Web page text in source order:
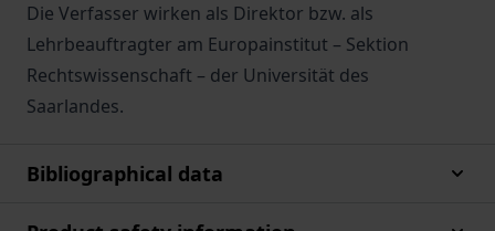
Die Verfasser wirken als Direktor bzw. als
Lehrbeauftragter am Europainstitut – Sektion
Rechtswissenschaft – der Universität des
Saarlandes.
Bibliographical data